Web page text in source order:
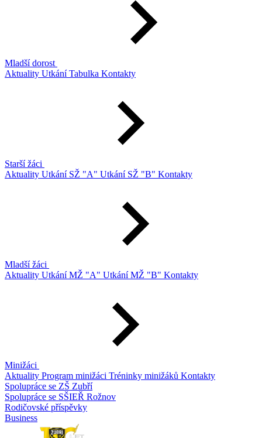
Mladší dorost
Aktuality UtkáníTabulka Kontakty
Starší žáci
Aktuality Utkání SŽ "A" Utkání SŽ "B" Kontakty
Mladší žáci
Aktuality Utkání MŽ "A" Utkání MŽ "B" Kontakty
Minižáci
Aktuality Program minižáci Tréninky minižáků Kontakty
Spolupráce se ZŠ Zubří
Spolupráce se SŠIEŘ Rožnov
Rodičovské příspěvky
Business